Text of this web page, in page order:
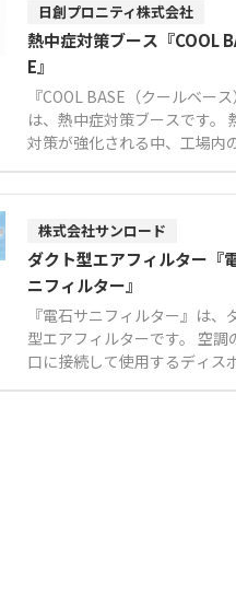
間でも作業環境の快適性を向
ます。 対象者の不在時には一
後に初期位置に戻るほか、給
信号の発信により空調の無駄
します。 単相AC100Vまたは
源があれば設置できるユニッ
により、短工期での導入に対応
す。 【特徴】 ●カメラ画像による
頭部認識とモーター制御によ
追従機能 ●未検出時の給気停
発信等による省エネ化の実現
確保のみで取り付けが簡単な
ト構造 【用途・事例】 ●工場や物
流倉庫などの大空間における
の個別空調 ●作業者が移動と
繰り返す現場での環境改善 ●
日創プロニティ株式会社
熱中症対策ブース『COOL
E』
『COOL BASE（クールベース
は、熱中症対策ブースです。
対策が強化される中、工場内
暑・酷暑対策の新定番として
避暑空間を提供します。 断熱
み立てが可能です。 工場のレ
ト変更が発生した場合でも、
解体や移設を行うことができま
設置場所や人数に応じて、1〜
用、3〜4人用、6〜7人用の3
イズから選択可能です（※ス
クーラーはオプション）。 【特徴】
●断熱パネルを使用した高い
株式会社サンロード
ダクト型エアフィルター『
ニフィルター』
『電石サニフィルター』は、
型エアフィルターです。 空調
口に接続して使用するディス
ブルタイプのフィルターで、